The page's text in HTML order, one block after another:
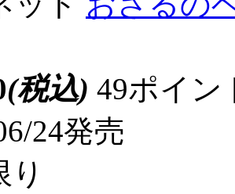
(税込) 49ポイ
24発売